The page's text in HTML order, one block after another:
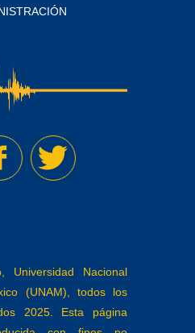
Universidad Nacional
(UNAM), todos los
2025. Esta página